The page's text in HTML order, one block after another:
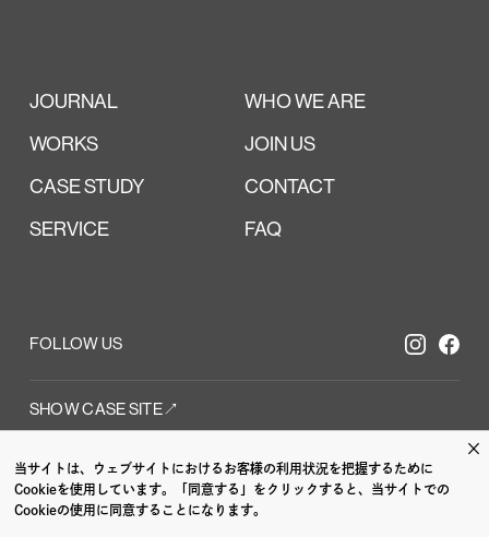
×
当サイトは、ウェブサイトにおけるお客様の利用状況を把握するために
Cookieを使用しています。「同意する」をクリックすると、当サイトでの
Cookieの使用に同意することになります。
JOURNAL
WHO WE ARE
WORKS
JOIN US
CASE STUDY
CONTACT
SERVICE
FAQ
FOLLOW US
SHOW CASE SITE↗︎
/CI VI /